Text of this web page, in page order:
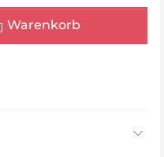
Warenkorb